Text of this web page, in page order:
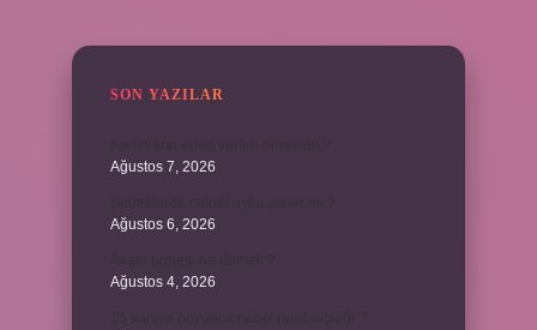
SON YAZILAR
Ağustos 7, 2026
Ağustos 6, 2026
Ağustos 4, 2026